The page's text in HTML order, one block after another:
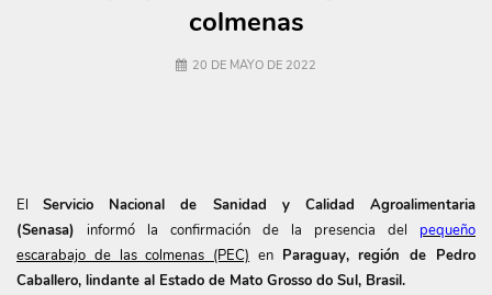
colmenas
20 DE MAYO DE 2022
ElServicio Nacional de Sanidad y Calidad Agroalimentaria
(Senasa) informó la confirmación de la presencia del pequeño
escarabajo de las colmenas (PEC) en Paraguay, región de Pedro
Caballero, lindante al Estado de Mato Grosso do Sul, Brasil.